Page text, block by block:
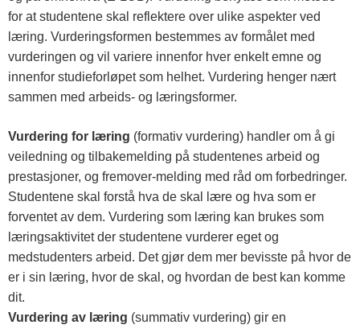
for at studentene skal reflektere over ulike aspekter ved
læring. Vurderingsformen bestemmes av formålet med
vurderingen og vil variere innenfor hver enkelt emne og
innenfor studieforløpet som helhet. Vurdering henger nært
sammen med arbeids- og læringsformer.
Vurdering for læring (formativ vurdering) handler om å gi
veiledning og tilbakemelding på studentenes arbeid og
prestasjoner, og fremover-melding med råd om forbedringer.
Studentene skal forstå hva de skal lære og hva som er
forventet av dem. Vurdering som læring kan brukes som
læringsaktivitet der studentene vurderer eget og
medstudenters arbeid. Det gjør dem mer bevisste på hvor de
er i sin læring, hvor de skal, og hvordan de best kan komme
dit.
Vurdering av læring (summativ vurdering) gir en